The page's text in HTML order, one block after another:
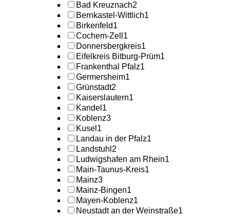
Bad Kreuznach2
Bernkastel-Wittlich1
Birkenfeld1
Cochem-Zell 1
Donnersbergkreis1
Eifelkreis Bitburg-Prüm1
Frankenthal Pfalz1
Germersheim1
Grünstadt2
Kaiserslautern1
Kandel 1
Koblenz3
Kusel 1
Landau in der Pfalz1
Landstuhl 2
Ludwigshafen am Rhein1
Main-Taunus-Kreis1
Mainz3
Mainz-Bingen1
Mayen-Koblenz1
Neustadt an der Weinstraße1